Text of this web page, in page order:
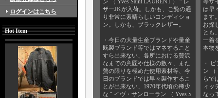
ログインはこちら
Hot Item
ン （ Yves Saint LAURENT ） ” レ
ザーJKが入荷。しかも、ご覧の通
り非常に素晴らしいコンディショ
ン。しかも、ブラックレザー。
・今日の大量生産ブランドや量産
既製ブランド等ではマネすること
すら出来ない、各所における贅沢
なまでの意匠や仕様の数々、また
贅の限りを極めた使用素材等、今
日のブランドでは早々製作するこ
とが出来ない、1970年代頃の稀少
な “ イヴ・サンローラン （ Yves S
等サ
は早
ます
お探
とも
一着
本物
・
ン （
らで
ィッ
なっ